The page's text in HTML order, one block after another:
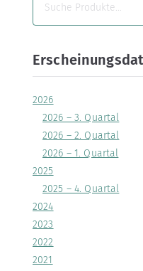
2026
2026 – 3. Quartal
2026 – 2. Quartal
2026 – 1. Quartal
2025
2025 – 4. Quartal
2024
2023
2022
2021